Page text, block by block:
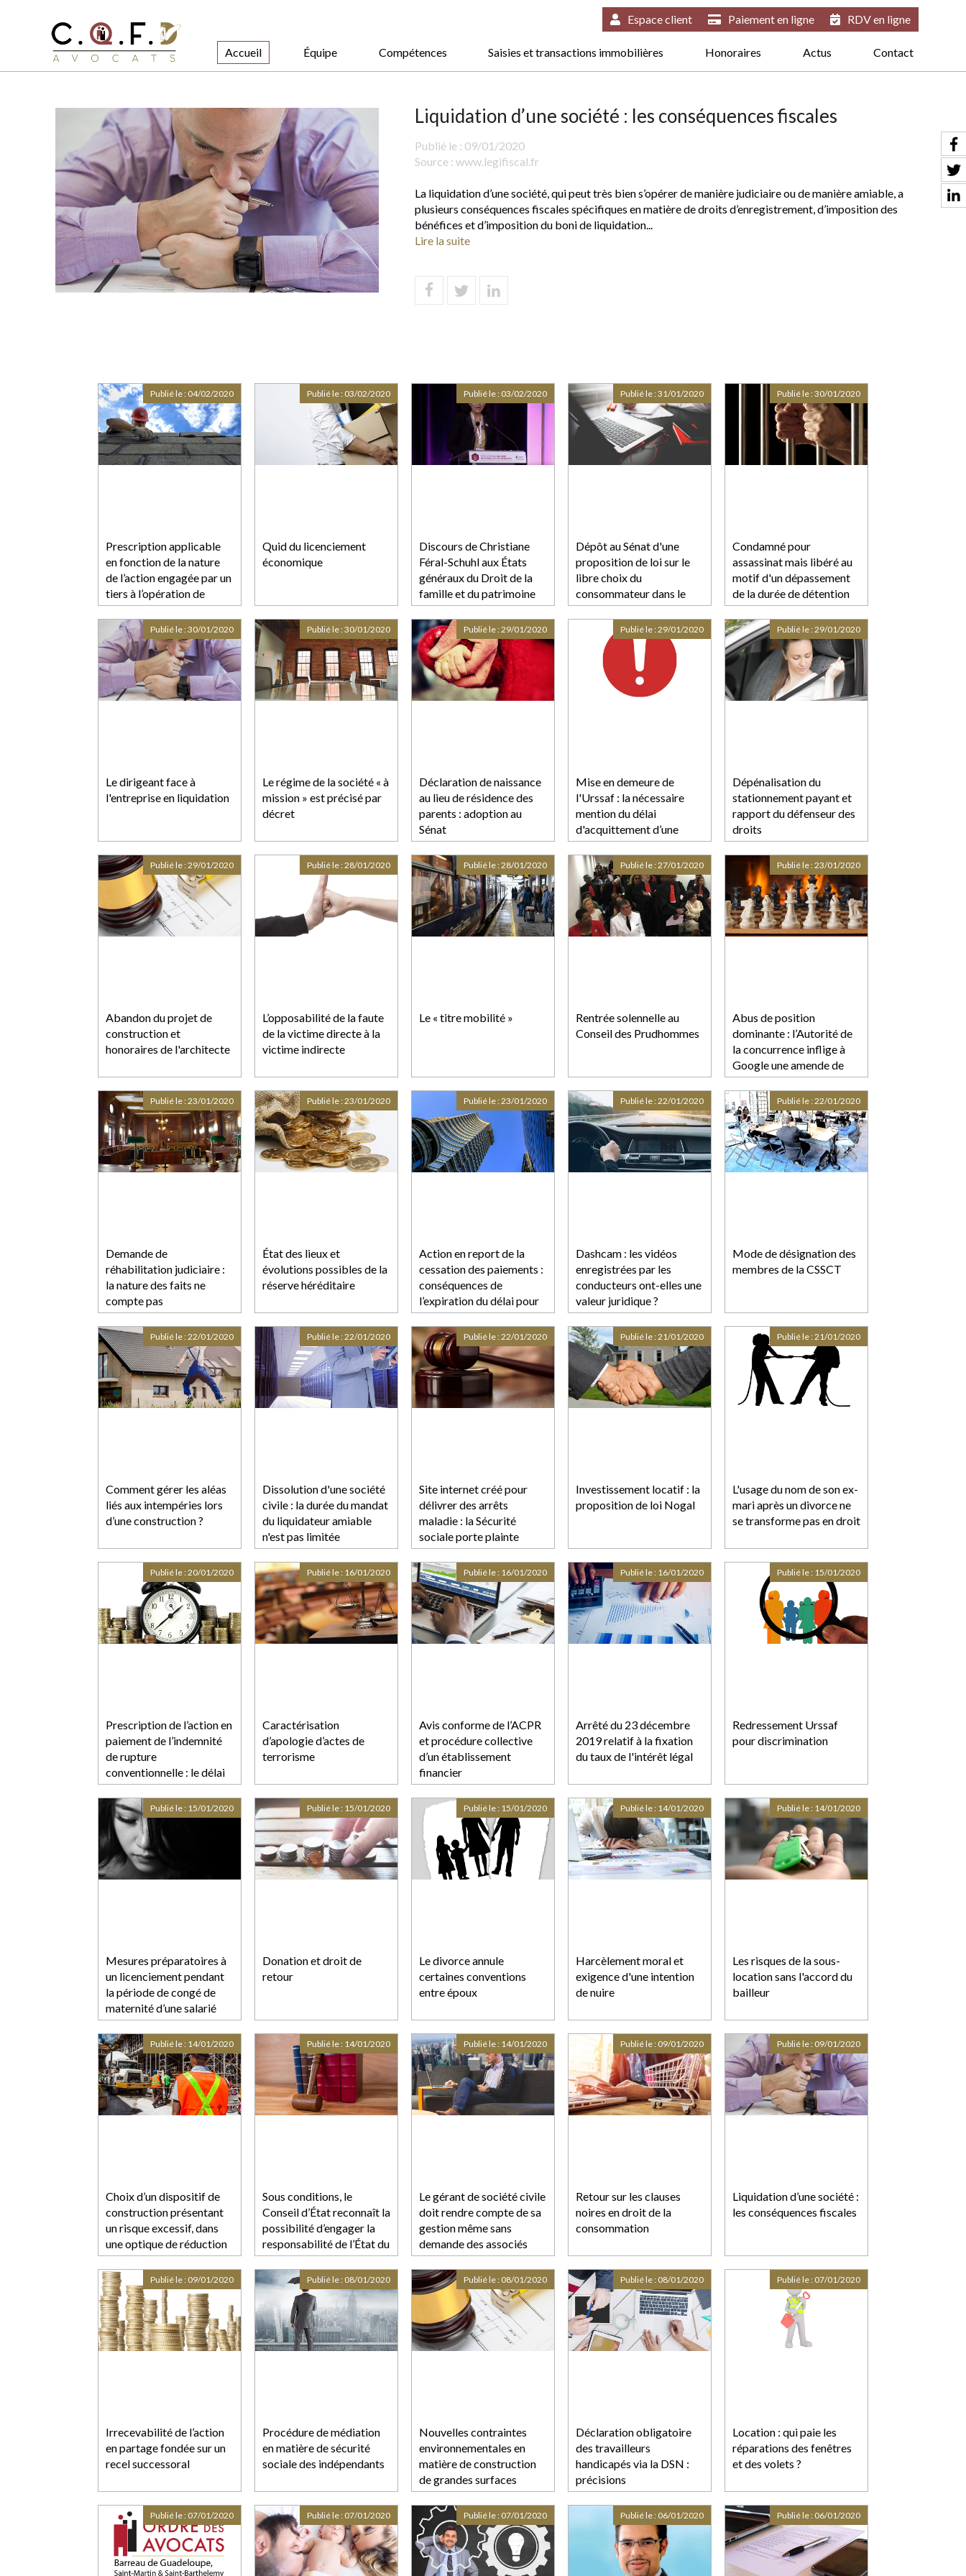
Accueil Équipe Compétences Saisies et transactions immobilières Honoraires Actus Contact
Espace client Paiement en ligne RDV en ligne
Liquidation d’une société : les conséquences fiscales
Publié le : 09/01/2020
Source : www.legifiscal.fr
La liquidation d’une société, qui peut très bien s’opérer de manière judiciaire ou de manière amiable, a
plusieurs conséquences fiscales spécifiques en matière de droits d’enregistrement, d’imposition des
bénéfices et d’imposition du boni de liquidation...
Lire la suite
Prescription applicable
en fonction de la nature
de l’action engagée par un
tiers à l’opération de
construction victime d’un
trouble de voisinage
Publié le : 04/02/2020
Quid du licenciement
économique
Publié le : 03/02/2020
Discours de Christiane
Féral-Schuhl aux États
généraux du Droit de la
famille et du patrimoine
2020
Publié le : 03/02/2020
Dépôt au Sénat d'une
proposition de loi sur le
libre choix du
consommateur dans le
cyberespace
Publié le :31/01/2020
Condamné pour
assassinat mais libéré au
motif d'un dépassement
de la durée de détention
provisoire
Publié le :30/01/2020
Le dirigeant face à
l'entreprise en liquidation
Publié le :30/01/2020
Le régime de la société « à
mission » est précisé par
décret
Publié le :30/01/2020
Déclaration de naissance
au lieu de résidence des
parents : adoption au
Sénat
Publié le :29/01/2020
Mise en demeure de
l'Urssaf : la nécessaire
mention du délai
d'acquittement d’une
dette
Publié le :29/01/2020
Dépénalisation du
stationnement payant et
rapport du défenseur des
droits
Publié le :29/01/2020
Abandon du projet de
construction et
honoraires de l'architecte
Publié le :29/01/2020
L’opposabilité de la faute
de la victime directe à la
victime indirecte
Publié le :28/01/2020
Le « titre mobilité »
Publié le :28/01/2020
Rentrée solennelle au
Conseil des Prudhommes
Publié le :27/01/2020
Abus de position
dominante : l’Autorité de
la concurrence inflige à
Google une amende de
150 millions d'euros
Publié le :23/01/2020
Demande de
réhabilitation judiciaire :
la nature des faits ne
compte pas
Publié le :23/01/2020
État des lieux et
évolutions possibles de la
réserve héréditaire
Publié le :23/01/2020
Action en report de la
cessation des paiements :
conséquences de
l’expiration du délai pour
agir
Publié le :23/01/2020
Dashcam : les vidéos
enregistrées par les
conducteurs ont-elles une
valeur juridique ?
Publié le :22/01/2020
Mode de désignation des
membres de la CSSCT
Publié le :22/01/2020
Comment gérer les aléas
liés aux intempéries lors
d’une construction ?
Publié le :22/01/2020
Dissolution d'une société
civile : la durée du mandat
du liquidateur amiable
n'est pas limitée
Publié le :22/01/2020
Site internet créé pour
délivrer des arrêts
maladie : la Sécurité
sociale porte plainte
Publié le :22/01/2020
Investissement locatif : la
proposition de loi Nogal
Publié le :21/01/2020
L'usage du nom de son ex-
mari après un divorce ne
se transforme pas en droit
Publié le :21/01/2020
Prescription de l’action en
paiement de l’indemnité
de rupture
conventionnelle : le délai
est d'un an
Publié le :20/01/2020
Caractérisation
d’apologie d’actes de
terrorisme
Publié le : 16/01/2020
Avis conforme de l’ACPR
et procédure collective
d’un établissement
financier
Publié le : 16/01/2020
Arrêté du 23 décembre
2019 relatif à la fixation
du taux de l'intérêt légal
Publié le : 16/01/2020
Redressement Urssaf
pour discrimination
Publié le : 15/01/2020
Mesures préparatoires à
un licenciement pendant
la période de congé de
maternité d’une salarié
Publié le : 15/01/2020
Donation et droit de
retour
Publié le : 15/01/2020
Le divorce annule
certaines conventions
entre époux
Publié le : 15/01/2020
Harcèlement moral et
exigence d'une intention
de nuire
Publié le : 14/01/2020
Les risques de la sous-
location sans l'accord du
bailleur
Publié le : 14/01/2020
Choix d’un dispositif de
construction présentant
un risque excessif, dans
une optique de réduction
des coûts : responsabilité
des entreprises
Publié le : 14/01/2020
Sous conditions, le
Conseil d’État reconnaît la
possibilité d’engager la
responsabilité de l’État du
fait de lois
inconstitutionnelles
Publié le : 14/01/2020
Le gérant de société civile
doit rendre compte de sa
gestion même sans
demande des associés
Publié le : 14/01/2020
Retour sur les clauses
noires en droit de la
consommation
Publié le : 09/01/2020
Liquidation d’une société :
les conséquences fiscales
Publié le : 09/01/2020
Irrecevabilité de l’action
en partage fondée sur un
recel successoral
Publié le : 09/01/2020
Procédure de médiation
en matière de sécurité
sociale des indépendants
Publié le : 08/01/2020
Nouvelles contraintes
environnementales en
matière de construction
de grandes surfaces
Publié le : 08/01/2020
Déclaration obligatoire
des travailleurs
handicapés via la DSN :
précisions
Publié le : 08/01/2020
Location : qui paie les
réparations des fenêtres
et des volets ?
Publié le : 07/01/2020
Publié le : 07/01/2020 Publié le : 07/01/2020 Publié le : 07/01/2020 Publié le : 06/01/2020 Publié le : 06/01/2020